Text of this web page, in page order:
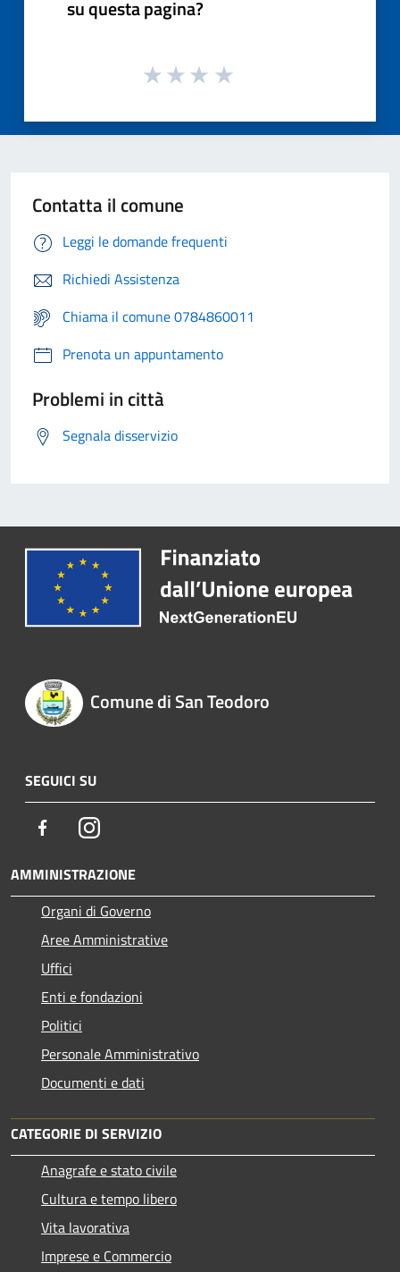
su questa pagina?
Contatta il comune
Leggi le domande frequenti
Richiedi Assistenza
Chiama il comune 0784860011
Prenota un appuntamento
Problemi in città
Segnala disservizio
Comune di San Teodoro
SEGUICI SU
FacebookInstagram
AMMINISTRAZIONE
Organi di Governo
Aree Amministrative
Uffici
Enti e fondazioni
Politici
Personale Amministrativo
Documenti e dati
CATEGORIE DI SERVIZIO
Anagrafe e stato civile
Cultura e tempo libero
Vita lavorativa
Imprese e Commercio